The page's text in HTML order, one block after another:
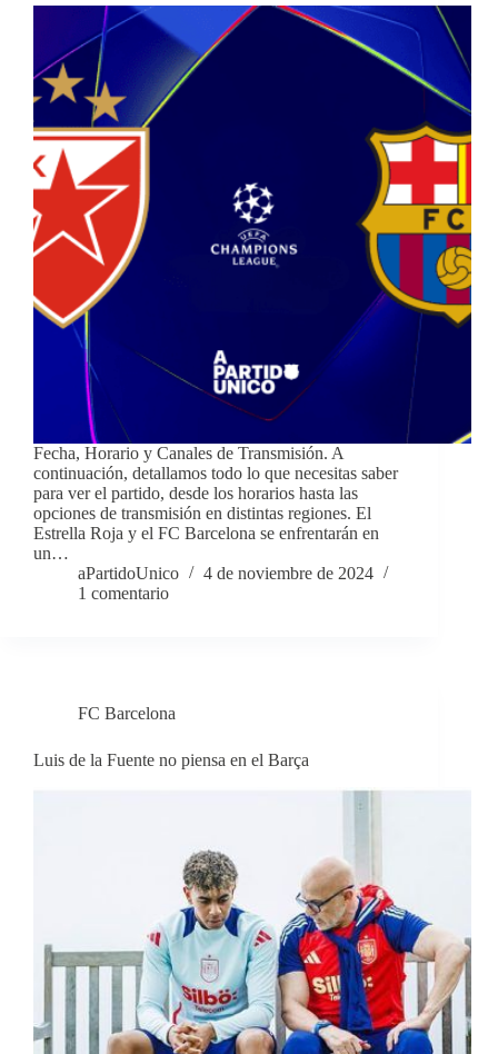
Fecha, Horario y Canales de Transmisión. A
continuación, detallamos todo lo que necesitas saber
para ver el partido, desde los horarios hasta las
opciones de transmisión en distintas regiones. El
Estrella Roja y el FC Barcelona se enfrentarán en
un…
aPartidoUnico
4 de noviembre de 2024
1 comentario
FC Barcelona
Luis de la Fuente no piensa en el Barça